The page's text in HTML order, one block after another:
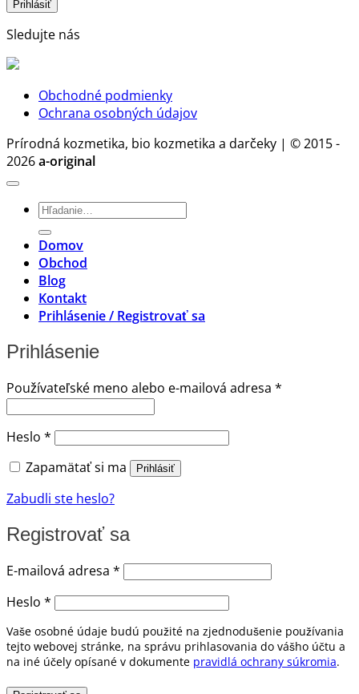
Sledujte nás
Obchodné podmienky
Ochrana osobných údajov
Prírodná kozmetika, bio kozmetika a darčeky | © 2015 -
2026a-original
Hľadať:
Domov
Obchod
Blog
Kontakt
Prihlásenie / Registrovať sa
Prihlásenie
Používateľské meno alebo e-mailová adresa *
Heslo * Povinné
Zapamätať si ma
Prihlásiť
Zabudli ste heslo?
Registrovať sa
E-mailová adresa * Povinné
Heslo * Povinné
Vaše osobné údaje budú použité na zjednodušenie používania
tejto webovej stránke, na správu prihlasovania do vášho účtu a
na iné účely opísané v dokumente pravidlá ochrany súkromia.